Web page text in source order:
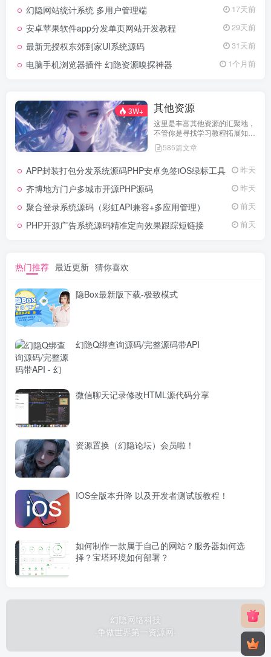
幻隐网站统计系统 多用户管理端 17天前
安卓苹果软件app分发单页网站开发教程 29天前
最新无授权东郊到家UI系统源码 31天前
电脑手机浏览器插件 幻隐资源嗅探神器 1个月前
3W+ 其他资源
这里是丰富其他资源的汇聚地，
不管你是寻找学习教程拓展知
识，还是搜集各类素材激发创作
灵感，亦或是查询专业数据辅助
源定期更新、分类清晰、下载便
务，快来探索发现所需资源！
585篇文章
APP封装打包分发系统源码PHP安卓免签iOS绿标工具 昨天
齐博地方门户多城市开源PHP源码 昨天
聚合登录系统源码（彩虹API兼容+多应用管理） 前天
PHP开源广告系统源码精准定向效果跟踪短链接 前天
热门推荐 最近更新 猜你喜欢
隐Box最新版下载-极致模式
幻隐Q绑查询源码/完整源码带API
微信聊天记录修改HTML源代码分享
资源置换（幻隐论坛）会员啦！
IOS全版本升降 以及开发者测试版教程！
如何制作一款属于自己的网站？服务器如何选
择？宝塔环境如何部署？
幻隐网络科技
-争做世界第一资源网-